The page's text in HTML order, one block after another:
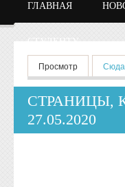
ГЛАВНАЯ
СТУДЕНТУ
Главные вкладки
Просмотр Сюда
СТРАНИЦЫ,
27.05.2020